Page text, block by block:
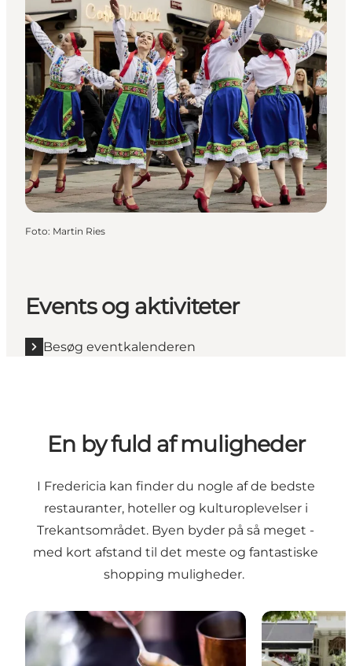
Foto: Martin Ries
Events og aktiviteter
Besøg eventkalenderen
En by fuld af muligheder
I Fredericia kan finder du nogle af de bedste
restauranter, hoteller og kulturoplevelser i
Trekantsområdet. Byen byder på så meget -
med kort afstand til det meste og fantastiske
shopping muligheder.
Spisesteder Shopping